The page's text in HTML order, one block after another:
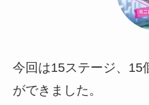
今回は15ステージ、15
ができました。